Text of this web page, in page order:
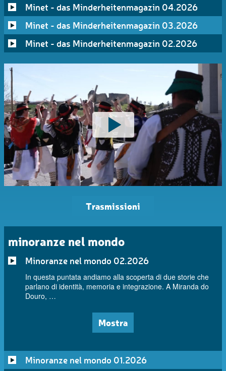
Minet - das Minderheitenmagazin 04.2026
Minet - das Minderheitenmagazin 03.2026
Minet - das Minderheitenmagazin 02.2026
Trasmissioni
minoranze nel mondo
Minoranze nel mondo 02.2026
In questa puntata andiamo alla scoperta di due storie che
parlano di identità, memoria e integrazione. A Miranda do
Douro, …
Mostra
Minoranze nel mondo 01.2026